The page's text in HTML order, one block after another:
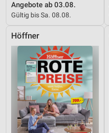
Angebote ab 03.08.
Gültig bis Sa. 08.08.
Höffner